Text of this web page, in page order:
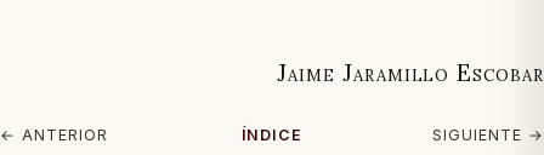
Jaime Jaramillo Escobar
← ANTERIOR ÍNDICE SIGUIENTE →